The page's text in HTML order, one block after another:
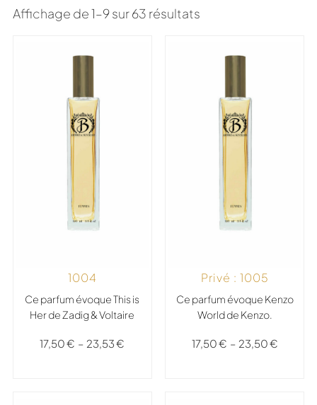
Affichage de 1–9 sur 63 résultats
1004
Ce parfum évoque This is
Her de Zadig & Voltaire
17,50€ – 23,53€
Privé : 1005
Ce parfum évoque Kenzo
World de Kenzo.
17,50€ – 23,50€